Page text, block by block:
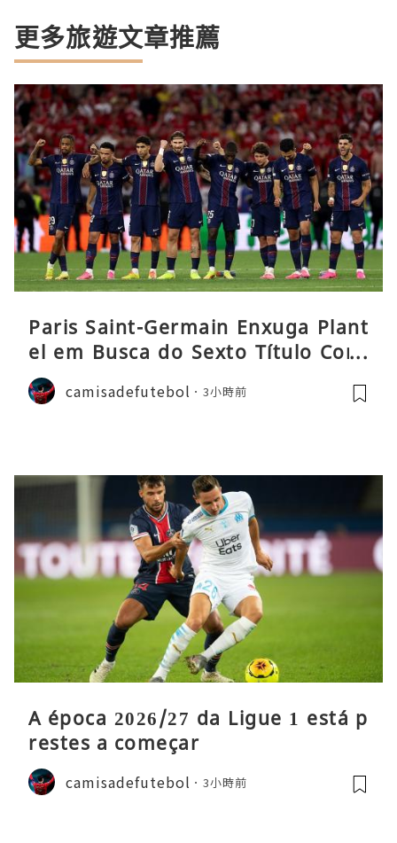
更多旅遊文章推薦
Paris Saint-Germain Enxuga Plant
el em Busca do Sexto Título Cons
ecutivo da Liga
camisadefutebol 3小時前
A época 2026/27 da Ligue 1 está p
restes a começar
camisadefutebol 3小時前